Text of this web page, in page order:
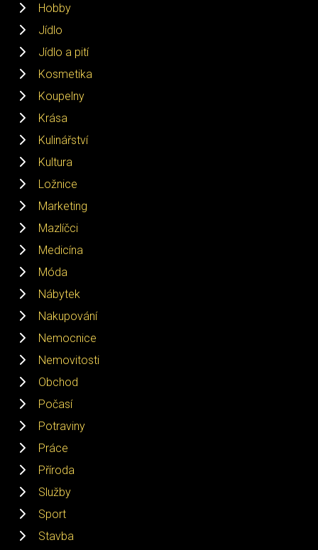
Hobby
Jídlo
Jídlo a pití
Kosmetika
Koupelny
Krása
Kulinářství
Kultura
Ložnice
Marketing
Mazlíčci
Medicína
Móda
Nábytek
Nakupování
Nemocnice
Nemovitosti
Obchod
Počasí
Potraviny
Práce
Příroda
Služby
Sport
Stavba